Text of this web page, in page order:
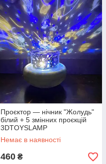
Проєктор — нічник "Жолудь"
білий + 5 змінних проєкцій
3DTOYSLAMP
Немає в наявності
460 ₴